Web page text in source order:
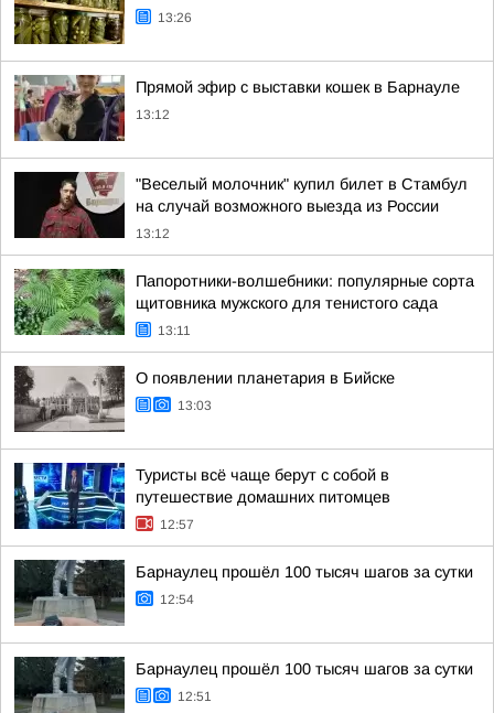
13:26
Прямой эфир с выставки кошек в Барнауле
13:12
"Веселый молочник" купил билет в Стамбул
на случай возможного выезда из России
13:12
Папоротники-волшебники: популярные сорта
щитовника мужского для тенистого сада
13:11
О появлении планетария в Бийске
13:03
Туристы всё чаще берут с собой в
путешествие домашних питомцев
12:57
Барнаулец прошёл 100 тысяч шагов за сутки
12:54
Барнаулец прошёл 100 тысяч шагов за сутки
12:51